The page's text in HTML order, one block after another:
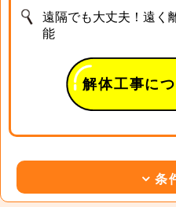
遠隔でも大丈夫！遠く
能
解体工事に
条